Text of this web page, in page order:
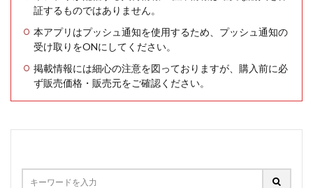
証するものではありません。
本アプリはプッシュ通知を使用するため、プッシュ通知の
受け取りをONにしてください。
掲載情報には細心の注意を図っておりますが、購入前に必
ず販売価格・販売元をご確認ください。